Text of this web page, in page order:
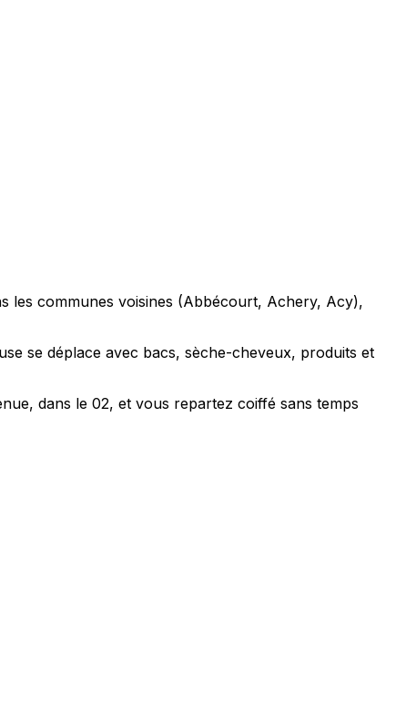
les communes voisines (Abbécourt, Achery, Acy),
se déplace avec bacs, sèche-cheveux, produits et
dans le 02, et vous repartez coiffé sans temps